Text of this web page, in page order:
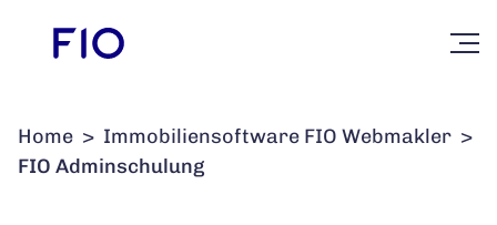
Home > Immobiliensoftware FIO Webmakler >
FIO Adminschulung